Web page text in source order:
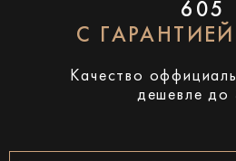
605
С
Качество
дешевле до